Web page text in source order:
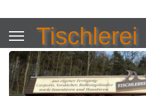
Tischlerei